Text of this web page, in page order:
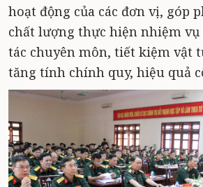
hoạt động của các đơn vị, góp
chất lượng thực hiện nhiệm
tác chuyên môn, tiết kiệm vật
tăng tính chính quy, hiệu quả